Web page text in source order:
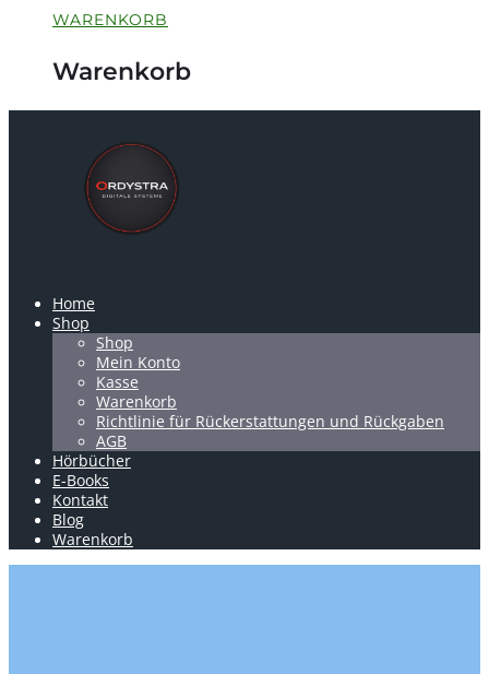
WARENKORB
Warenkorb
Home
Shop
Shop
Mein Konto
Kasse
Warenkorb
Richtlinie für Rückerstattungen und Rückgaben
AGB
Hörbücher
E-Books
Kontakt
Blog
Warenkorb